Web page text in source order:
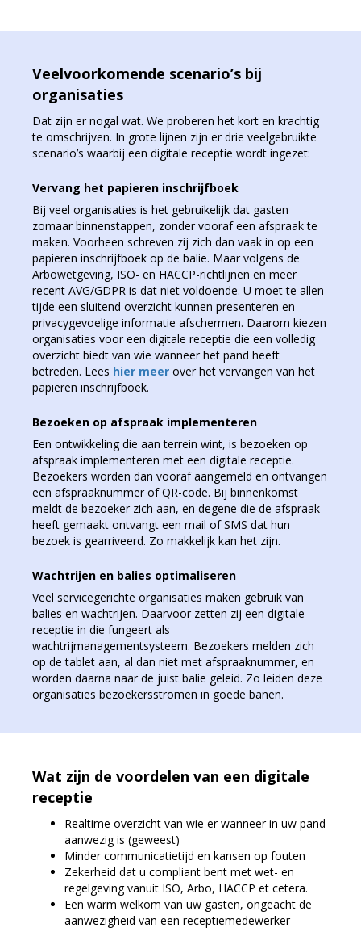
Veelvoorkomende scenario’s bij
organisaties
Dat zijn er nogal wat. We proberen het kort en krachtig
te omschrijven. In grote lijnen zijn er drie veelgebruikte
scenario’s waarbij een digitale receptie wordt ingezet:
Vervang het papieren inschrijfboek
Bij veel organisaties is het gebruikelijk dat gasten
zomaar binnenstappen, zonder vooraf een afspraak te
maken. Voorheen schreven zij zich dan vaak in op een
papieren inschrijfboek op de balie. Maar volgens de
Arbowetgeving, ISO- en HACCP-richtlijnen en meer
recent AVG/GDPR is dat niet voldoende. U moet te allen
tijde een sluitend overzicht kunnen presenteren en
privacygevoelige informatie afschermen. Daarom kiezen
organisaties voor een digitale receptie die een volledig
overzicht biedt van wie wanneer het pand heeft
betreden. Lees hier meer over het vervangen van het
papieren inschrijfboek.
Bezoeken op afspraak implementeren
Een ontwikkeling die aan terrein wint, is bezoeken op
afspraak implementeren met een digitale receptie.
Bezoekers worden dan vooraf aangemeld en ontvangen
een afspraaknummer of QR-code. Bij binnenkomst
meldt de bezoeker zich aan, en degene die de afspraak
heeft gemaakt ontvangt een mail of SMS dat hun
bezoek is gearriveerd. Zo makkelijk kan het zijn.
Wachtrijen en balies optimaliseren
Veel servicegerichte organisaties maken gebruik van
balies en wachtrijen. Daarvoor zetten zij een digitale
receptie in die fungeert als
wachtrijmanagementsysteem. Bezoekers melden zich
op de tablet aan, al dan niet met afspraaknummer, en
worden daarna naar de juist balie geleid. Zo leiden deze
organisaties bezoekersstromen in goede banen.
Wat zijn de voordelen van een digitale
receptie
Realtime overzicht van wie er wanneer in uw pand
aanwezig is (geweest)
Minder communicatietijd en kansen op fouten
Zekerheid dat u compliant bent met wet- en
regelgeving vanuit ISO, Arbo, HACCP et cetera.
Een warm welkom van uw gasten, ongeacht de
aanwezigheid van een receptiemedewerker